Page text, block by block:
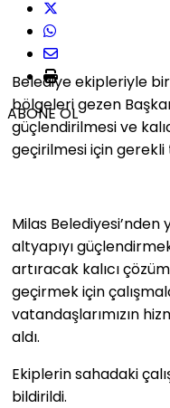
ABONE OL
Belediye ekipleriyle
bölgeleri gezen
güçlendirilmesi ve
geçirilmesi için
Milas Belediyesi’nden
altyapıyı
artıracak kalıcı
geçirmek için
vatandaşlarımızın
aldı.
Ekiplerin sahadaki
bildirildi.